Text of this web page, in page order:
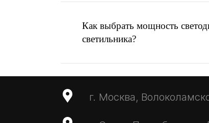
Как выбрать мощность
светильника?
г. Москва,